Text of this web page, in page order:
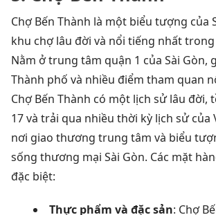
Chợ Bến Thành là một biểu tượng của
khu chợ lâu đời và nổi tiếng nhất
Nằm ở trung tâm quận 1 của Sài Gòn,
Thành phố và nhiều điểm tham quan
Chợ Bến Thành có một lịch sử lâu đời,
17 và trải qua nhiều thời kỳ lịch sử của
nơi giao thương trung tâm và biểu
sống thương mại Sài Gòn. Các mặt
đặc biệt:
Thực phẩm và đặc sản: Chợ